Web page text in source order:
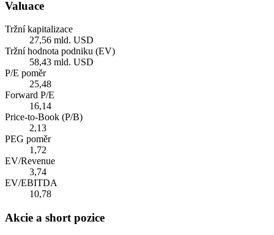
Valuace
Tržní kapitalizace
27,56 mld. USD
Tržní hodnota podniku (EV)
58,43 mld. USD
P/E poměr
25,48
Forward P/E
16,14
Price-to-Book (P/B)
2,13
PEG poměr
1,72
EV/Revenue
3,74
EV/EBITDA
10,78
Akcie a short pozice